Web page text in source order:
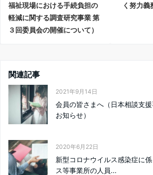
福祉現場における手続負担の
軽減に関する調査研究事業 第
３回委員会の開催について）
く努力義
関連記事
2021年9月14日
会員の皆さまへ（日本相談支
お知らせ）
2020年6月22日
新型コロナウイルス感染症に
ス等事業所の人員...